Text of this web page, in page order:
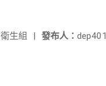
發布人： dep401
衛生組 |